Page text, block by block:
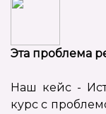
Эта проблема
Наш кейс -
курс с